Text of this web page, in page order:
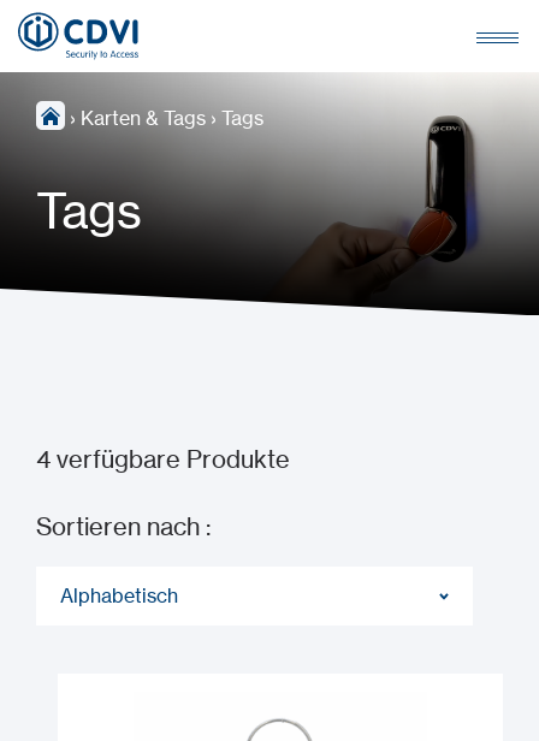
› Karten & Tags › Tags
Tags
4 verfügbare Produkte
Sortieren nach :
Alphabetisch